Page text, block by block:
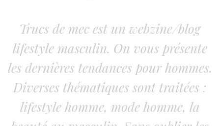
Trucs de mec est un webzine/blog
lifestyle masculin. On vous présente
les dernières tendances pour hommes.
Diverses thématiques sont traitées :
lifestyle homme, mode homme, la